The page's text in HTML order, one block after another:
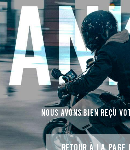
NOUS AVONS BIEN REÇU
RETOUR À LA PAGE